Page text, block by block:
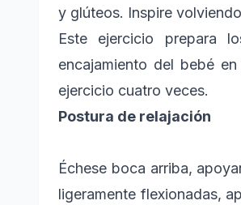
y glúteos. Inspire
Este ejercicio prepara
encajamiento del bebé
ejercicio cuatro veces.
Postura de relajación
Échese boca arriba,
ligeramente flexionadas,